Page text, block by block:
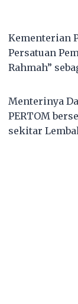
Kementerian
Persatuan
Rahmah”
Menterinya
PERTOM
sekitar